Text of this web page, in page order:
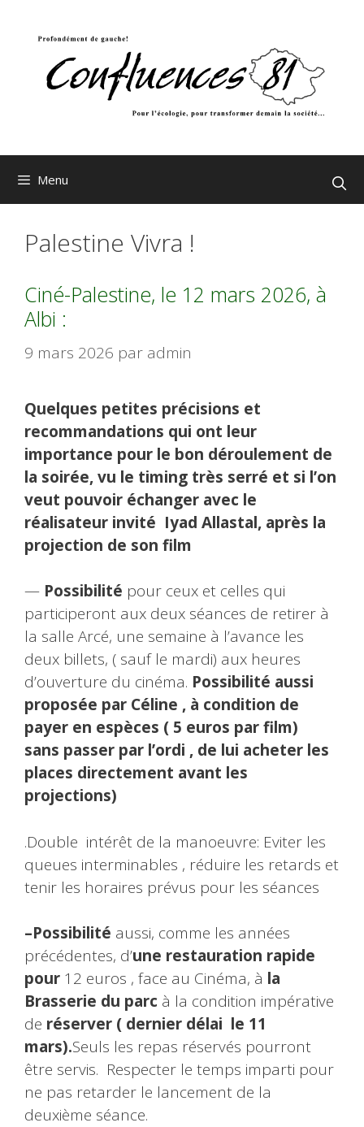
Menu
Palestine Vivra !
Ciné-Palestine, le 12 mars 2026, à
Albi :
9 mars 2026 par admin
Quelques petites précisions et
recommandations qui ont leur
importance pour le bon déroulement de
la soirée, vu le timing très serré et si l’on
veut pouvoir échanger avec le
réalisateur invité Iyad Allastal, après la
projection de son film
— Possibilité pour ceux et celles qui
participeront aux deux séances de retirer à
la salle Arcé, une semaine à l’avance les
deux billets, ( sauf le mardi) aux heures
d’ouverture du cinéma. Possibilité aussi
proposée par Céline , à condition de
payer en espèces ( 5 euros par film)
sans passer par l’ordi , de lui acheter les
places directement avant les
projections)
.Double intérêt de la manoeuvre: Eviter les
queues interminables , réduire les retards et
tenir les horaires prévus pour les séances
–Possibilité aussi, comme les années
précédentes, d’une restauration rapide
pour 12 euros , face au Cinéma, à la
Brasserie du parc à la condition impérative
de réserver ( dernier délai le 11
mars).Seuls les repas réservés pourront
être servis. Respecter le temps imparti pour
ne pas retarder le lancement de la
deuxième séance.